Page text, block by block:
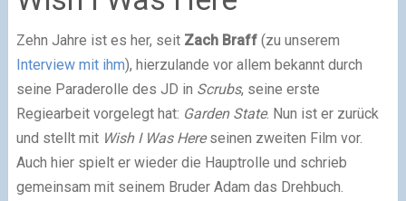
Zehn Jahre ist es her, seit Zach Braff(zu unserem
Interview mit ihm), hierzulande vor allem bekannt durch
seine Paraderolle des JD in Scrubs, seine erste
Regiearbeit vorgelegt hat: Garden State. Nun ist er zurück
und stellt mit Wish I Was Hereseinen zweiten Film vor.
Auch hier spielt er wieder die Hauptrolle und schrieb
gemeinsam mit seinem Bruder Adam das Drehbuch.